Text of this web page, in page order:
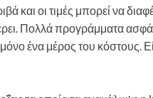
και οι τιμές μπορεί να
Πολλά προγράμματα
ένα μέρος του κόστους.